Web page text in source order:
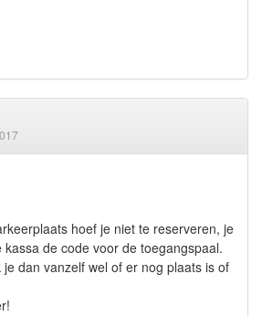
hoef je niet te reserveren, je
kassa de code voor de toegangspaal.
je dan vanzelf wel of er nog plaats is of